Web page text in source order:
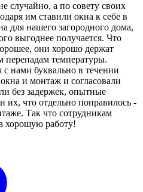
случайно, а по совету своих
им ставили окна к себе в
для нашего загородного дома,
выгоднее получается. Что
они хорошо держат
перепадам температуры.
нами буквально в течении
и монтаж и согласовали
без задержек, опытные
их, что отдельно понравилось -
Так что сотрудникам
хорошую работу!